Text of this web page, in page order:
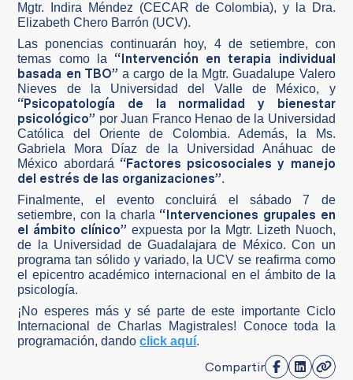
Mgtr. Indira Méndez (CECAR de Colombia), y la Dra.
Elizabeth Chero Barrón (UCV).
Las ponencias continuarán hoy, 4 de setiembre, con
temas como la “Intervención en terapia individual
basada en TBO” a cargo de la Mgtr. Guadalupe Valero
Nieves de la Universidad del Valle de México, y
“Psicopatología de la normalidad y bienestar
psicológico” por Juan Franco Henao de la Universidad
Católica del Oriente de Colombia. Además, la Ms.
Gabriela Mora Díaz de la Universidad Anáhuac de
México abordará “Factores psicosociales y manejo
del estrés de las organizaciones”.
Finalmente, el evento concluirá el sábado 7 de
setiembre, con la charla “Intervenciones grupales en
el ámbito clínico”expuesta por la Mgtr. Lizeth Nuoch,
de la Universidad de Guadalajara de México. Con un
programa tan sólido y variado, la UCV se reafirma como
el epicentro académico internacional en el ámbito de la
psicología.
¡No esperes más y sé parte de este importante Ciclo
Internacional de Charlas Magistrales! Conoce toda la
programación, dandoclick aquí.
Compartir